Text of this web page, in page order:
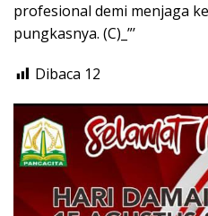
profesional demi menjaga
pungkasnya. (C)_”’
Dibaca 12